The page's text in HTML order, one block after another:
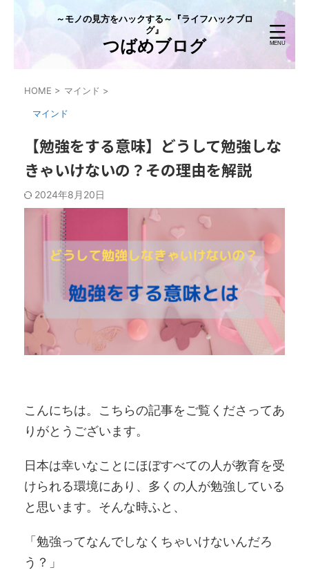
～モノの見方をハックする～『ライフハックブロ
グ』
つばめブログ
HOME > マインド >
マインド
【勉強をする意味】どうして勉強しな
きゃいけないの？その理由を解説
2024年8月20日
こんにちは。こちらの記事をご覧くださってあ
りがとうございます。
日本は幸いなことにほぼすべての人が教育を受
けられる環境にあり、多くの人が勉強している
と思います。そんな時ふと、
「勉強ってなんでしなくちゃいけないんだろ
う？」